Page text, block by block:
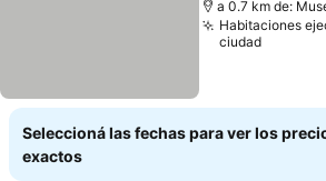
a 0.7 km de:
Habitaciones
ciudad
Seleccioná las fechas para ver los
exactos